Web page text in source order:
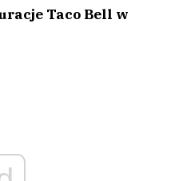
Taco Bell w